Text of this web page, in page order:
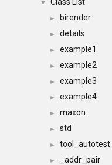
▼
► birender
► details
► example1
► example2
► example3
► example4
► maxon
► std
► tool_autotest
► _addr_pair